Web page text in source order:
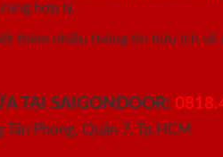
hợp lý.
thêm nhiều thông tin hữu ích về
TẠI SAIGONDOOR:
Phong, Quận 7, Tp.HCM